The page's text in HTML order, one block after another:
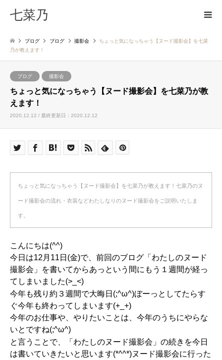
七菜乃
ブログ ブログ 撮影会
ちょっと気になっちゃう【ヌード撮影会】を七菜
乃が教えます！
ブログ 撮影会
ちょっと気になっちゃう【ヌード撮影会】を七菜乃が教
えます！
2020.12.12 / 最終更新日：2020.12.12
ちょっと気になっちゃう【ヌード撮影会】を七菜乃が教えます！七菜乃のヌ
ード撮影会の流れ・衣装などわたしなりのヌード撮影会をご説明いたしま
す。
こんにちは(^^)
今日は12月11日(金)で、前回のブログ「わたしのヌード
撮影会」を書いてからあっという間にもう１週間が経っ
てしまいました(>_<)
今年も残り約３週間で大晦日(;^ω^)ぼーっとしてたらす
ぐ今年も終わってしまいます(+_+)
今年のお仕事や、やりたいことは、今年のうちにやらな
いとですね(;^ω^)
と言うことで、「わたしのヌード撮影会」の続きを今日
は書いていきたいと思います(*^^*)ヌード撮影会に行った